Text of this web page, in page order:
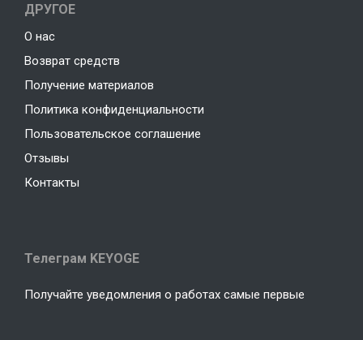
ДРУГОЕ
О нас
Возврат средств
Получение материалов
Политика конфиденциальности
Пользовательское соглашение
Отзывы
Контакты
Телеграм KEYOGE
Получайте уведомления о работах самые первые